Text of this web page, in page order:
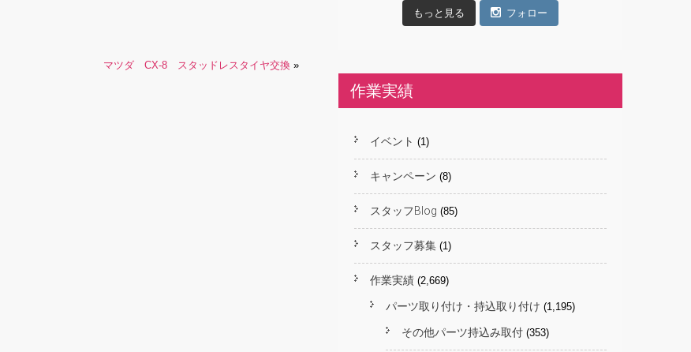
マツダ CX-8 スタッドレスタイヤ交換 »
もっと見る フォロー
作業実績
イベント (1)
キャンペーン (8)
スタッフBlog (85)
スタッフ募集 (1)
作業実績 (2,669)
パーツ取り付け・持込取り付け (1,195)
その他パーツ持込み取付 (353)